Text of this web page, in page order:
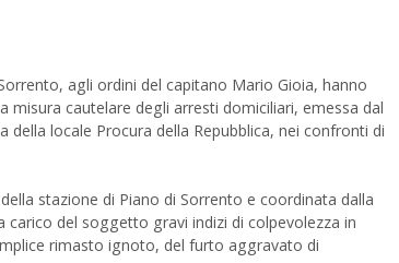
agli ordini del capitano Mario Gioia, hanno
misura cautelare degli arresti domiciliari, emessa dal
della locale Procura della Repubblica, nei confronti di
stazione di Piano di Sorrento e coordinata dalla
del soggetto gravi indizi di colpevolezza in
rimasto ignoto, del furto aggravato di